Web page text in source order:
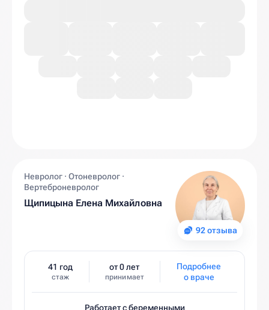
92 отзыва
Невролог · Отоневролог ·
Вертеброневролог
Щипицына Елена Михайловна
41 год
стаж
от 0 лет
принимает
Подробнее
о враче
Работает с беременными